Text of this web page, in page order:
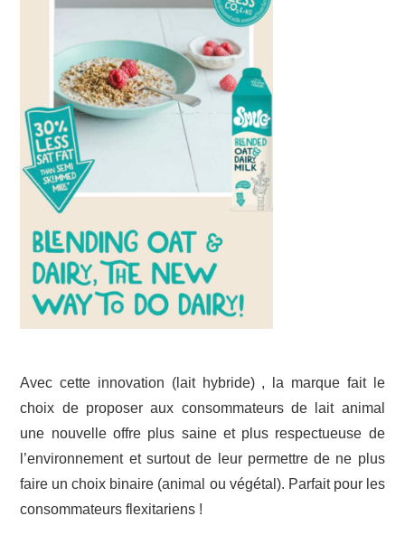
Avec cette innovation (lait hybride) , la marque fait le
choix de proposer aux consommateurs de lait animal
une nouvelle offre plus saine et plus respectueuse de
l’environnement et surtout de leur permettre de ne plus
faire un choix binaire (animal ou végétal). Parfait pour les
consommateurs flexitariens !